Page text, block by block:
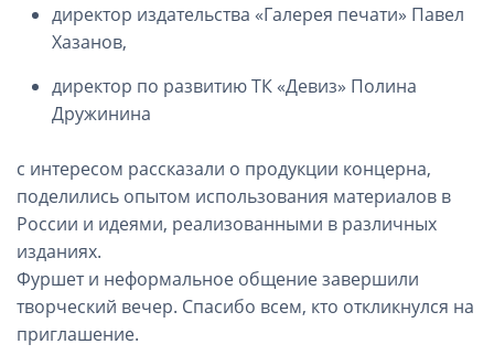
директор издательства «Галерея печати» Павел
Хазанов,
директор по развитию ТК «Девиз» Полина
Дружинина
с интересом рассказали о продукции концерна,
поделились опытом использования материалов в
России и идеями, реализованными в различных
изданиях.
Фуршет и неформальное общение завершили
творческий вечер. Спасибо всем, кто откликнулся на
приглашение.